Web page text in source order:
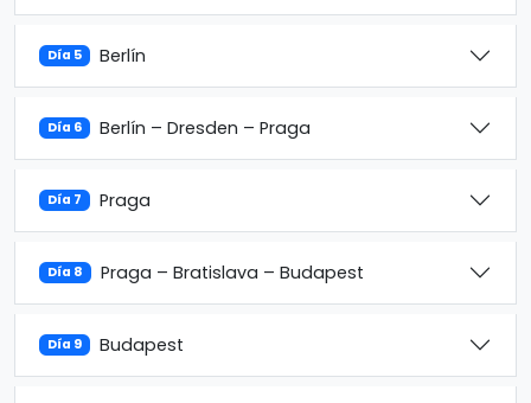
Día 5 Berlín
Día 6 Berlín – Dresden – Praga
Día 7 Praga
Día 8 Praga – Bratislava – Budapest
Día 9 Budapest